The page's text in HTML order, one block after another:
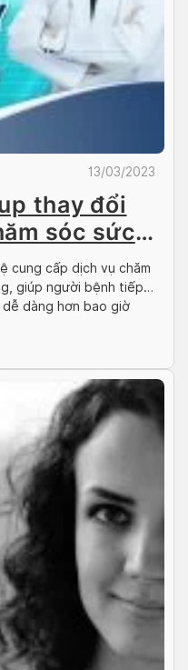
13/03/2023
thay đổi
sóc sức
cung cấp dịch vụ chăm
giúp người bệnh tiếp
dàng hơn bao giờ
trực tuyến đến dịch